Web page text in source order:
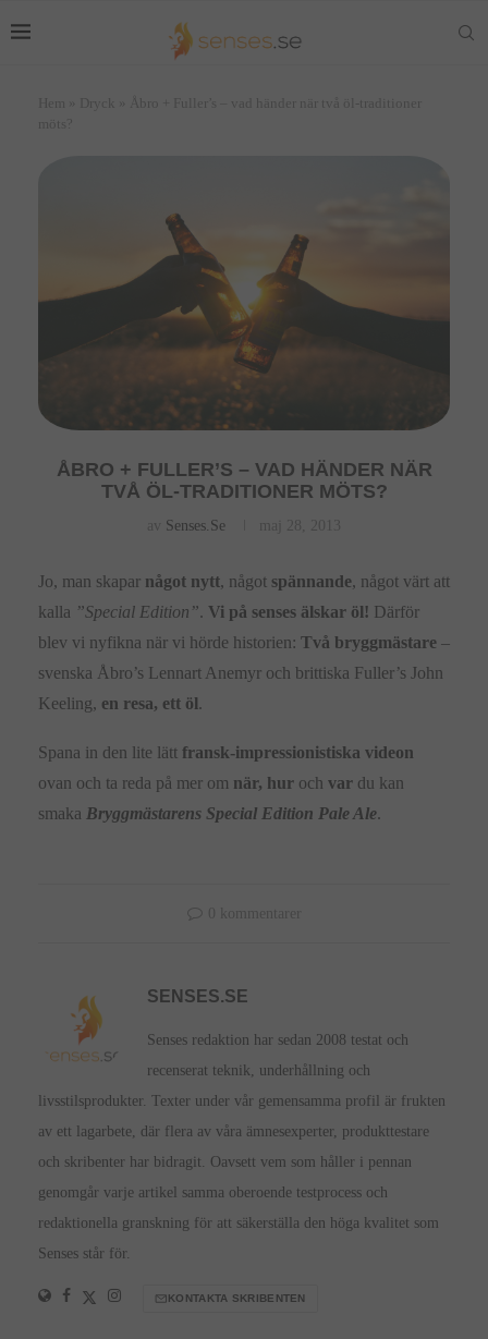
Hem » Dryck »
Åbro + Fuller’s – vad händer när två öl-traditioner
möts?
ÅBRO + FULLER’S – VAD HÄNDER NÄR
TVÅ ÖL-TRADITIONER MÖTS?
av Senses.se maj 28, 2013
Jo, man skapar något nytt, något spännande, något värt att
kalla ”Special Edition”. Vi på senses älskar öl! Därför
blev vi nyfikna när vi hörde historien: Två bryggmästare –
svenska Åbro’s Lennart Anemyr och brittiska Fuller’s John
Keeling, en resa, ett öl.
Spana in den lite lätt fransk-impressionistiska videon
ovan och ta reda på mer om när, hur och var du kan
smaka Bryggmästarens Special Edition Pale Ale.
0 kommentarer
SENSES.SE
Senses redaktion har sedan 2008 testat och
recenserat teknik, underhållning och
livsstilsprodukter. Texter under vår gemensamma profil är frukten
av ett lagarbete, där flera av våra ämnesexperter, produkttestare
och skribenter har bidragit. Oavsett vem som håller i pennan
genomgår varje artikel samma oberoende testprocess och
redaktionella granskning för att säkerställa den höga kvalitet som
Senses står för.
KONTAKTA SKRIBENTEN